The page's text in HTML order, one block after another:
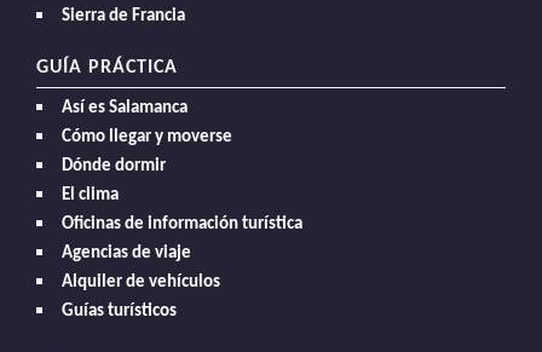
Sierra de Francia
GUÍA PRÁCTICA
Así es Salamanca
Cómo llegar y moverse
Dónde dormir
El clima
Oficinas de información turística
Agencias de viaje
Alquiler de vehículos
Guías turísticos